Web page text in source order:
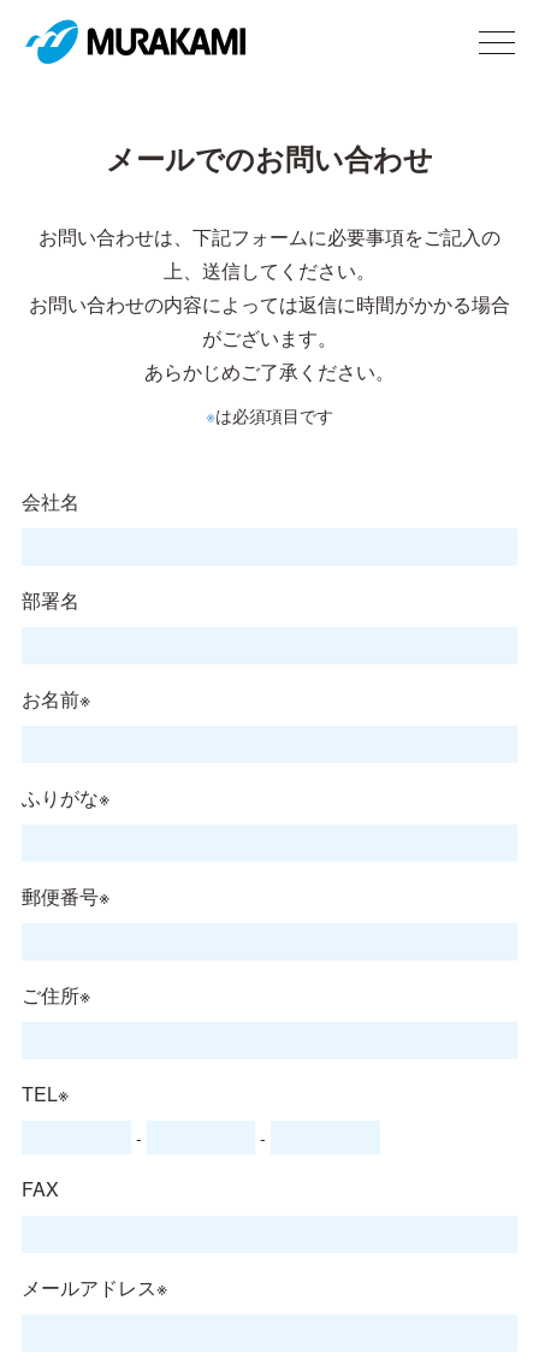
メールでのお問い合わせ
お問い合わせは、下記フォームに必要事項をご記入の
上、送信してください。
お問い合わせの内容によっては返信に時間がかかる場合
がございます。
あらかじめご了承ください。
※は必須項目です
会社名
部署名
お名前※
ふりがな※
郵便番号※
ご住所※
TEL※
- -
FAX
メールアドレス※